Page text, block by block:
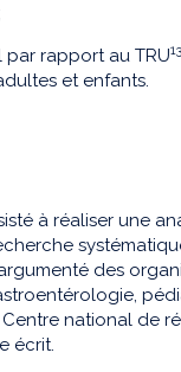
par rapport au TRU13
et enfants.
à réaliser une
des
national de
écrit.